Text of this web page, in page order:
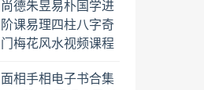
尚德朱昱易朴国学进
阶课易理四柱八字奇
门梅花风水视频课程
学习
面相手相电子书合集